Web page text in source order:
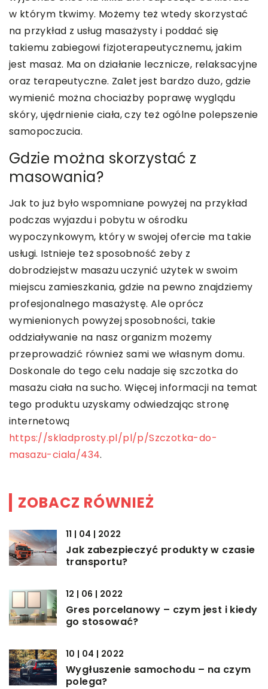
w którym tkwimy. Możemy też wtedy skorzystać
na przykład z usług masażysty i poddać się
takiemu zabiegowi fizjoterapeutycznemu, jakim
jest masaż. Ma on działanie lecznicze, relaksacyjne
oraz terapeutyczne. Zalet jest bardzo dużo, gdzie
wymienić można chociażby poprawę wyglądu
skóry, ujędrnienie ciała, czy też ogólne polepszenie
samopoczucia.
Gdzie można skorzystać z
masowania?
Jak to już było wspomniane powyżej na przykład
podczas wyjazdu i pobytu w ośrodku
wypoczynkowym, który w swojej ofercie ma takie
usługi. Istnieje też sposobność żeby z
dobrodziejstw masażu uczynić użytek w swoim
miejscu zamieszkania, gdzie na pewno znajdziemy
profesjonalnego masażystę. Ale oprócz
wymienionych powyżej sposobności, takie
oddziaływanie na nasz organizm możemy
przeprowadzić również sami we własnym domu.
Doskonale do tego celu nadaje się szczotka do
masażu ciała na sucho. Więcej informacji na temat
tego produktu uzyskamy odwiedzając stronę
internetową
https://skladprosty.pl/pl/p/Szczotka-do-
masazu-ciala/434.
ZOBACZ RÓWNIEŻ
11 | 04 | 2022
Jak zabezpieczyć produkty w czasie
transportu?
12 | 06 | 2022
Gres porcelanowy – czym jest i kiedy
go stosować?
10 | 04 | 2022
Wygłuszenie samochodu – na czym
polega?